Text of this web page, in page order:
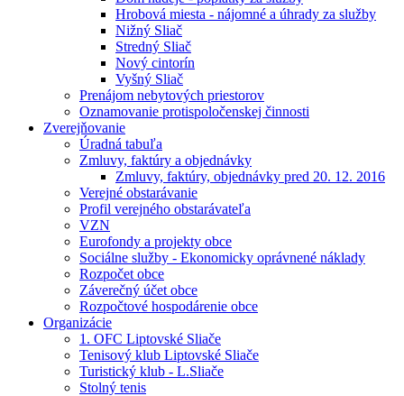
Hrobová miesta - nájomné a úhrady za služby
Nižný Sliač
Stredný Sliač
Nový cintorín
Vyšný Sliač
Prenájom nebytových priestorov
Oznamovanie protispoločenskej činnosti
Zverejňovanie
Úradná tabuľa
Zmluvy, faktúry a objednávky
Zmluvy, faktúry, objednávky pred 20. 12. 2016
Verejné obstarávanie
Profil verejného obstarávateľa
VZN
Eurofondy a projekty obce
Sociálne služby - Ekonomicky oprávnené náklady
Rozpočet obce
Záverečný účet obce
Rozpočtové hospodárenie obce
Organizácie
1. OFC Liptovské Sliače
Tenisový klub Liptovské Sliače
Turistický klub - L.Sliače
Stolný tenis